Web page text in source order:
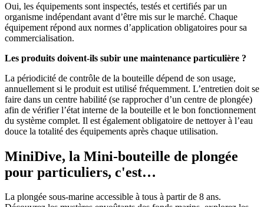
Oui, les équipements sont inspectés, testés et certifiés par un
organisme indépendant avant d’être mis sur le marché. Chaque
équipement répond aux normes d’application obligatoires pour sa
commercialisation.
Les produits doivent-ils subir une maintenance particulière ?
La périodicité de contrôle de la bouteille dépend de son usage,
annuellement si le produit est utilisé fréquemment. L’entretien doit se
faire dans un centre habilité (se rapprocher d’un centre de plongée)
afin de vérifier l’état interne de la bouteille et le bon fonctionnement
du système complet. Il est également obligatoire de nettoyer à l’eau
douce la totalité des équipements après chaque utilisation.
MiniDive, la Mini-bouteille de plongée
pour particuliers, c'est…
La plongée sous-marine accessible à tous à partir de 8 ans.